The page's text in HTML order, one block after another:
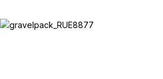
Ortlieb Waterproof